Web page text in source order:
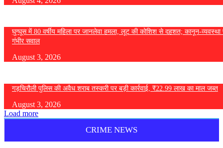
घुग्घूस में 80 वर्षीय महिला पर जानलेवा हमला, लूट की कोशिश से दहशत; कानून-व्यवस्था
गंभीर सवाल
August 3, 2026
गड़चिरौली पुलिस की अवैध शराब तस्करी पर बड़ी कार्रवाई, ₹22.99 लाख का माल जब्त
August 3, 2026
Load more
CRIME NEWS